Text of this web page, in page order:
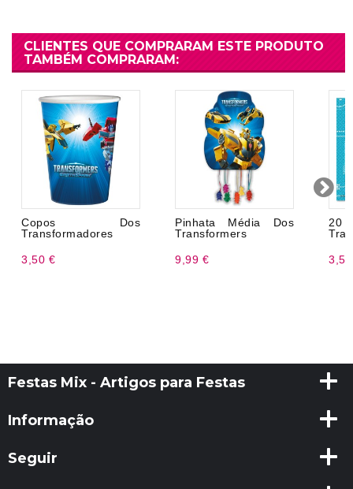
CLIENTES QUE COMPRARAM ESTE PRODUTO
TAMBÉM COMPRARAM:
Copos Dos
Transformadores
3,50 €
Pinhata Média Dos
Transformers
9,99 €
20
Festas Mix - Artigos para Festas
Informação
Seguir